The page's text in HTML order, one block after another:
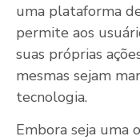
uma plataforma
permite aos
suas próprias
mesmas sejam
tecnologia.
Embora seja uma